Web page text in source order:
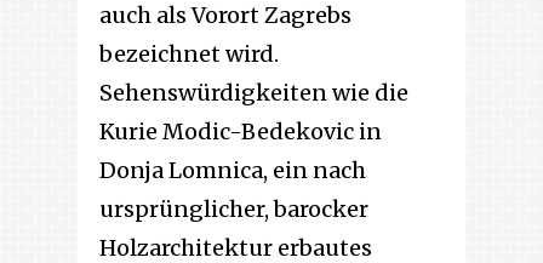
auch als Vorort Zagrebs
bezeichnet wird.
Sehenswürdigkeiten wie die
Kurie Modic-Bedekovic in
Donja Lomnica, ein nach
ursprünglicher, barocker
Holzarchitektur erbautes